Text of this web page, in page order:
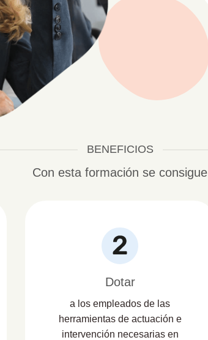
BENEFICIOS
Con esta formación se consigue
Dotar
a los empleados de las
herramientas de actuación e
intervención necesarias en